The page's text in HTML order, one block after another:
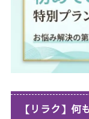
【リラク】何